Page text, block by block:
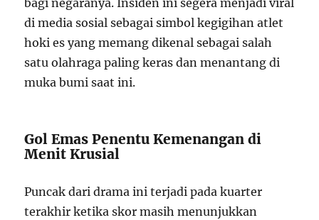
bagi negaranya. Insiden ini segera menjadi viral
di media sosial sebagai simbol kegigihan atlet
hoki es yang memang dikenal sebagai salah
satu olahraga paling keras dan menantang di
muka bumi saat ini.
Gol Emas Penentu Kemenangan di
Menit Krusial
Puncak dari drama ini terjadi pada kuarter
terakhir ketika skor masih menunjukkan